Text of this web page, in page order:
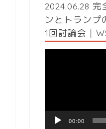
2024.06.28
ンとトランプ
1回討論会｜
ヤ
00:00